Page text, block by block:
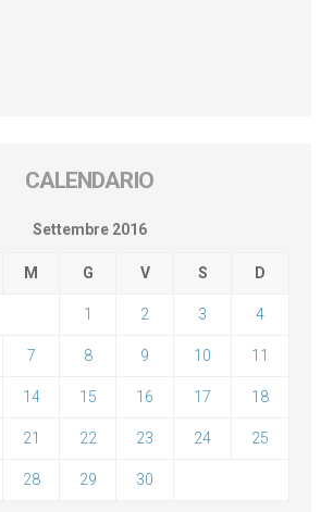
CALENDARIO
Settembre 2016
M G V S D
1 2 3 4
7 8 9 10 11
14 15 16 17 18
21 22 23 24 25
28 29 30